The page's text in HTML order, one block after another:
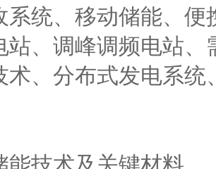
系统、移动储能、
站、调峰调频电站
术、分布式发电系